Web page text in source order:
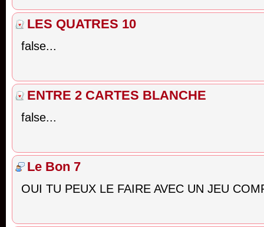
LES QUATRES 10
false...
ENTRE 2 CARTES BLANCHE
false...
Le Bon 7
OUI TU PEUX LE FAIRE AVEC UN JEU